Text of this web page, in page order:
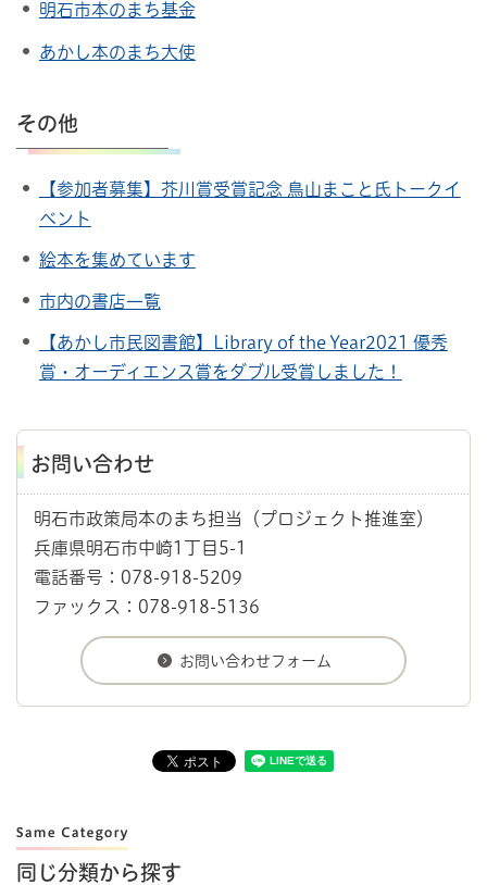
明石市本のまち基金
あかし本のまち大使
その他
【参加者募集】芥川賞受賞記念 鳥山まこと氏トークイ
ベント
絵本を集めています
市内の書店一覧
【あかし市民図書館】Library of the Year2021 優秀
賞・オーディエンス賞をダブル受賞しました！
お問い合わせ
明石市政策局本のまち担当（プロジェクト推進室）
兵庫県明石市中崎1丁目5-1
電話番号：078-918-5209
ファックス：078-918-5136
同じ分類から探す